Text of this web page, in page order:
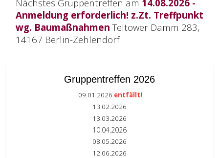
Nächstes Gruppentreffen am 14.08.2026 -
Anmeldung erforderlich! z.Zt. Treffpunkt
wg. BaumaßnahmenTeltower Damm 283,
14167 Berlin-Zehlendorf
Gruppentreffen 2026
09.01.2026 entfällt!
13.02.2026
13.03.2026
10.04.2026
08.05.2026
12.06.2026